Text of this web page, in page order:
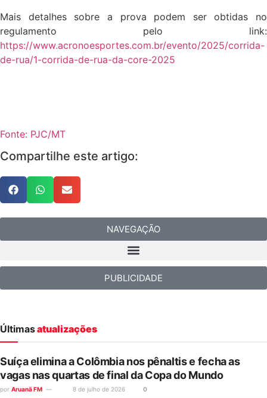
Mais detalhes sobre a prova podem ser obtidas no
regulamento pelo link:
https://www.acronoesportes.com.br/evento/2025/corrida-
de-rua/1-corrida-de-rua-da-core-2025
Fonte: PJC/MT
Compartilhe este artigo:
NAVEGAÇÃO
PUBLICIDADE
Últimasatualizações
Suíça elimina a Colômbia nos pênaltis e fecha as
vagas nas quartas de final da Copa do Mundo
por Aruanã FM 8 de julho de 2026 0